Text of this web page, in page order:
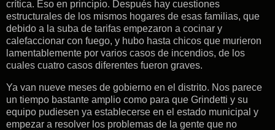
crítica. Eso en principio. Después hay cuestiones
estructurales de los mismos hogares de esas familias, que
debido a la suba de tarifas empezaron a cocinar y
calefaccionar con fuego, y hubo hasta chicos que murieron
lamentablemente por varios casos de incendios, de los
cuales cuatro casos diferentes fueron graves.
Ya van nueve meses de gobierno en el distrito. Nos parece
un tiempo bastante amplio como para que Grindetti y su
equipo pudiesen ya establecerse en el estado municipal y
empezar a resolver los problemas de la gente que no